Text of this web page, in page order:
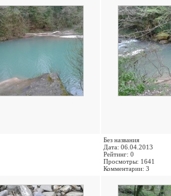
Без названия
Дата: 06.04.2013
Рейтинг: 0
Просмотры: 1641
Комментарии: 3